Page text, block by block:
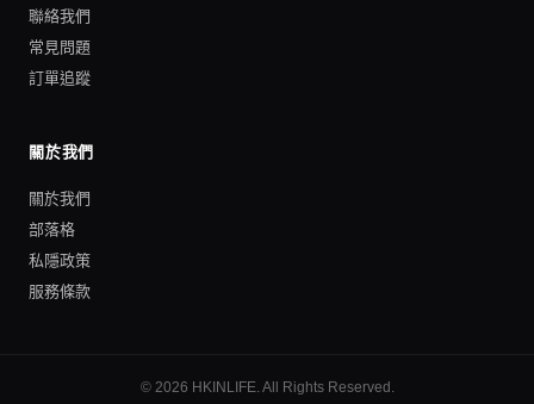
聯絡我們
常見問題
訂單追蹤
關於我們
關於我們
部落格
私隱政策
服務條款
© 2026 HKINLIFE. All Rights Reserved.